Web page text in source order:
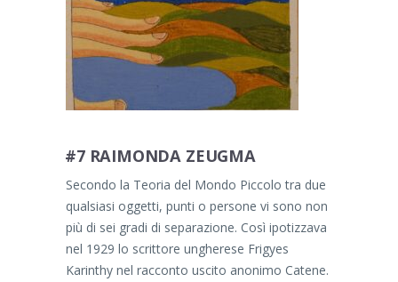
#7 RAIMONDA ZEUGMA
Secondo la Teoria del Mondo Piccolo tra due
qualsiasi oggetti, punti o persone vi sono non
più di sei gradi di separazione. Così ipotizzava
nel 1929 lo scrittore ungherese Frigyes
Karinthy nel racconto uscito anonimo Catene.